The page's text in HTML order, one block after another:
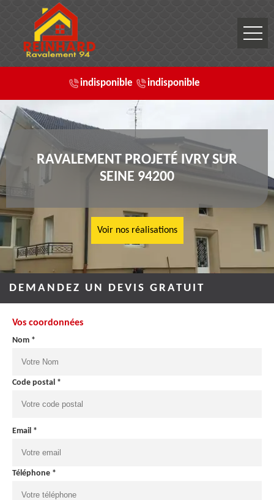
indisponible indisponible
RAVALEMENT PROJETÉ IVRY SUR
SEINE 94200
Voir nos réalisations
DEMANDEZ UN DEVIS GRATUIT
Vos coordonnées
Nom *
Code postal *
Email *
Téléphone *